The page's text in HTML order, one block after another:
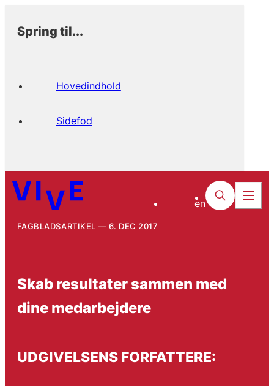
Spring til...
Hovedindhold
Sidefod
en
FAGBLADSARTIKEL 6. DEC 2017
Skab resultater sammen med
dine medarbejdere
UDGIVELSENS FORFATTERE: